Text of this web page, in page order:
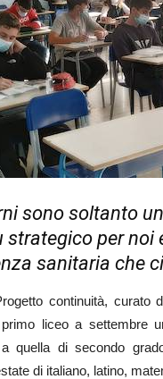
sono soltanto
per noi
sanitaria che
continuità,
liceo a settembre
quella di secondo
di italiano, latino,